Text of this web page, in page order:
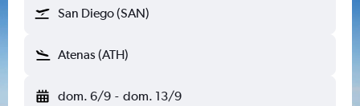
San Diego (SAN)
Atenas (ATH)
dom. 6/9 - dom. 13/9